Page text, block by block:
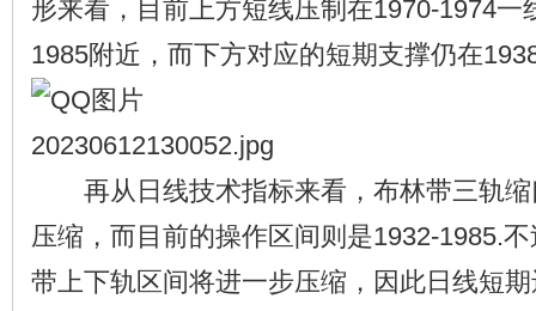
形来看，目前上方短线压制在1970-1974一
1985附近，而下方对应的短期支撑仍在
再从日线技术指标来看，布林带三轨缩
压缩，而目前的操作区间则是1932-1985.
带上下轨区间将进一步压缩，因此日线短